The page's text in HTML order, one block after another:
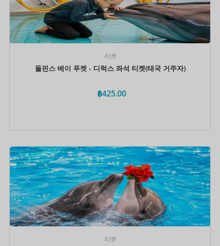
티켓
돌핀스 베이 푸켓 - 디럭스 좌석 티켓(태국 거주자)
฿425.00
지금 예약하세요
티켓